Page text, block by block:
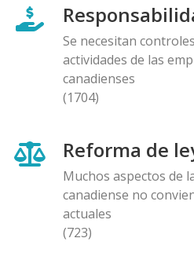
Se necesitan
actividades de las
canadienses
(1704)
Reforma de
Muchos aspectos de
canadiense no
actuales
(723)